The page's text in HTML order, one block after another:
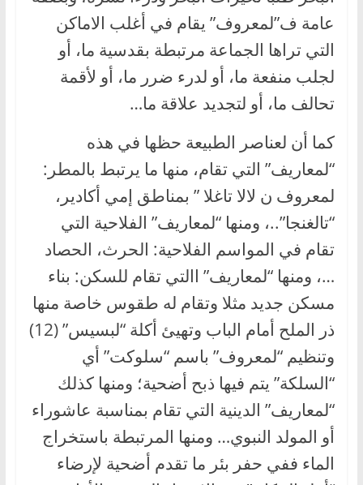
عامة ف”لمعروف” يقام في أغلب الاماكن
التي تراها الجماعة مرتبطة بقدسية ما، أو
لجلب منفعة ما، أو لدرء ضرر ما، أو لأقمة
تحالف ما، أو لتجديد علاقة ما…
كما أن لعناصر الطبيعة حظها في هذه
“لمعاريف” التي تقام، منها ما يرتبط بالمطر:
لمعروف ن لالا تاغلا ” بمناطق إمي أكادير،
“تالغنجا”..، ومنها “لمعاريف” الفلاحية التي
تقام في المواسم الفلاحية: الحرث، الحصاد
…، ومنها “لمعاريف” االتي تقام للسكن: بناء
مسكن جديد مثلا وتقام له طقوس خاصة منها
ذر الملح أمام الباب وتهيئ أكلة “لبسيس” (12)
وتنظيم “لمعروف” باسم “سلوكت” أي
“السلكة” يتم فيها ذبح أضحية؛ ومنها كذلك
“لمعاريف” الدينية التي تقام بمناسبة عاشوراء
أو المولد النبوي… ومنها المرتبطة باستخراج
الماء ففي حفر بئر ما تقدم أضحية لإرضاء